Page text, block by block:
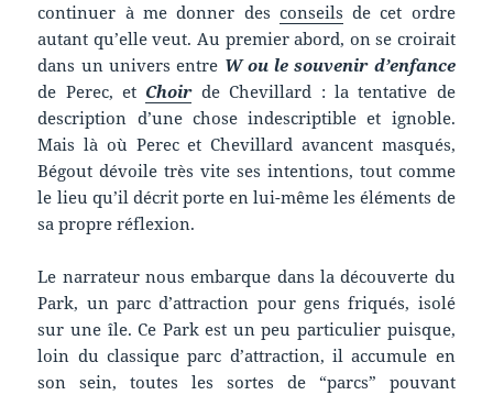
continuer à me donner des conseils de cet ordre
autant qu’elle veut. Au premier abord, on se croirait
dans un univers entre W ou le souvenir d’enfance
de Perec, et Choirde Chevillard : la tentative de
description d’une chose indescriptible et ignoble.
Mais là où Perec et Chevillard avancent masqués,
Bégout dévoile très vite ses intentions, tout comme
le lieu qu’il décrit porte en lui-même les éléments de
sa propre réflexion.
Le narrateur nous embarque dans la découverte du
Park, un parc d’attraction pour gens friqués, isolé
sur une île. Ce Park est un peu particulier puisque,
loin du classique parc d’attraction, il accumule en
son sein, toutes les sortes de “parcs” pouvant